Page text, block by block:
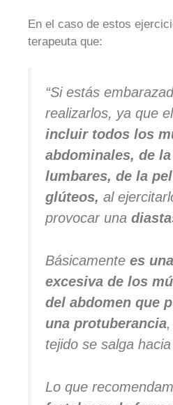
En el caso de estos
terapeuta que:
“Si estás
realizarlos, ya que
incluir todos los
abdominales, de
lumbares, de la
glúteos, al
provocar una
Básicamente es
excesiva de los
del abdomen que
una protuberancia
tejido se salga
Lo que